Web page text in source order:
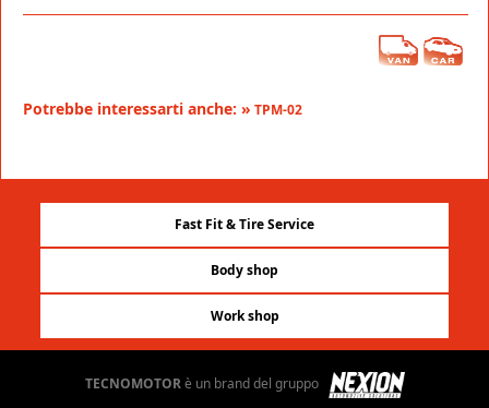
Potrebbe interessarti anche: » TPM-02
Fast Fit & Tire Service
Body shop
Work shop
TECNOMOTORè un brand del gruppo